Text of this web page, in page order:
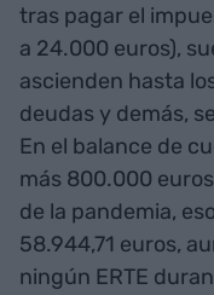
tras pagar el
a 24.000 euros),
ascienden hasta
deudas y demás,
En el balance de
más 800.000
de la pandemia,
58.944,71 euros,
ningún ERTE